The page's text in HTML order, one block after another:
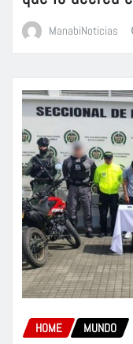
ManabiNoticias
HOME MUNDO